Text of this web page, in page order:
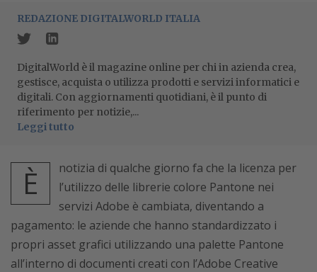
REDAZIONE DIGITALWORLD ITALIA
DigitalWorld è il magazine online per chi in azienda crea,
gestisce, acquista o utilizza prodotti e servizi informatici e
digitali. Con aggiornamenti quotidiani, è il punto di
riferimento per notizie,...
Leggi tutto
È
notizia di qualche giorno fa che la licenza per
l’utilizzo delle librerie colore Pantone nei
servizi Adobe è cambiata, diventando a
pagamento: le aziende che hanno standardizzato i
propri asset grafici utilizzando una palette Pantone
all’interno di documenti creati con l’Adobe Creative